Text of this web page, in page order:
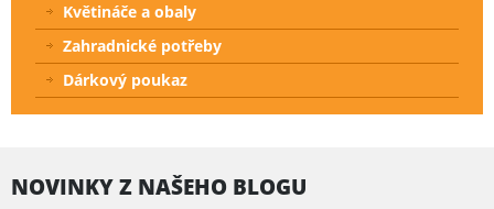
Květináče a obaly
Zahradnické potřeby
Dárkový poukaz
NOVINKY Z NAŠEHO BLOGU